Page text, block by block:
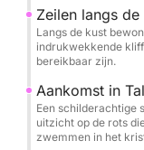
natuur
omgeving.
complete
en wetsuit, om
genieten.
Zeilen langs
Langs de kust
indrukwekkende
bereikbaar zijn.
Aankomst in
Een schilderachtige
uitzicht op de rots
zwemmen in het